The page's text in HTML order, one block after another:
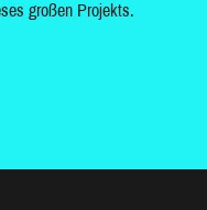
großen Projekts.